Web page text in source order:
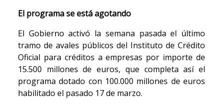
El programa se está agotando
El Gobierno activó la semana pasada el último
tramo de avales públicos del Instituto de Crédito
Oficial para créditos a empresas por importe de
15.500 millones de euros, que completa así el
programa dotado con 100.000 millones de euros
habilitado el pasado 17 de marzo.